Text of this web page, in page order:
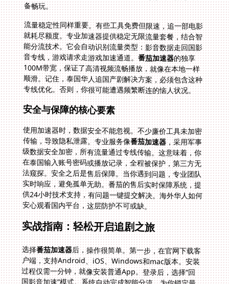
备畅玩。
流量稳定性同样重要。有些工具免费但限速，追一部电影
就耗尽额度。专业加速器提供稳定无限流量套餐，结合智
能分流技术。它会自动识别流量类型：影音数据走回国影
音专线，游戏请求走游戏加速通道。番茄加速器的独享
100M带宽，保证了高清视频流畅播放，就像在本地一样
顺滑。记住，泰国华人追国产剧解决方案，必须包含这种
专线优化。否则，你很可能遭遇频繁断连的恼人状况。
安全与保障的核心要素
使用加速器时，数据安全不能忽视。不少廉价工具未加密
传输，导致隐私泄露。专业服务像番茄加速器，采用军事
级数据安全加密，所有流量通过专线传输。这意味着，你
在泰国输入账号密码或播放记录，全程被保护，第三方无
法窥探。安全之后是售后保障。当你遇到问题，专业团队
实时响应，避免孤单无助。番茄的售后实时保障系统，提
供24小时技术支持，有问题一键提交解决。海外华人如何
安心观看国内平台，这层防护不可或缺。
实战指南：轻松开启追剧之旅
选择番茄加速器后，操作很简单。第一步，在官网下载客
户端，支持Android、iOS、Windows和mac版本。安装
过程仅需一分钟，就像安装普通App。登录后，选择“回
国影音加速”模式。系统自动完成智能分流，为你锁定最
佳线路。接下来，打开腾讯视频或优酷app，你会发现限
制消失了。所有内容秒级加载，带宽稳定无惧缓冲。举个
例子，曼谷用户小张用后反馈：“以前加载一集至少10分
钟，现在全程高清不卡顿。”整个过程无需复杂设置，真